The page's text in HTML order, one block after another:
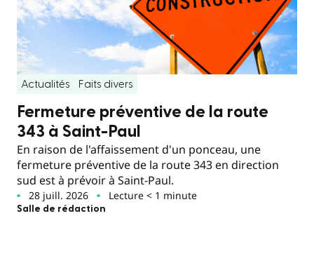
Actualités Faits divers
Fermeture préventive de la route
343 à Saint-Paul
En raison de l'affaissement d'un ponceau, une
fermeture préventive de la route 343 en direction
sud est à prévoir à Saint-Paul.
28 juill. 2026 Lecture < 1 minute
Salle de rédaction